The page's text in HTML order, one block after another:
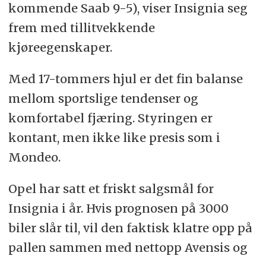
kommende Saab 9-5), viser Insignia seg
frem med tillitvekkende
kjøreegenskaper.
Med 17-tommers hjul er det fin balanse
mellom sportslige tendenser og
komfortabel fjæring. Styringen er
kontant, men ikke like presis som i
Mondeo.
Opel har satt et friskt salgsmål for
Insignia i år. Hvis prognosen på 3000
biler slår til, vil den faktisk klatre opp på
pallen sammen med nettopp Avensis og